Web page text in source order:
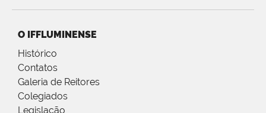
O IFFLUMINENSE
Histórico
Contatos
Galeria de Reitores
Colegiados
Legislação